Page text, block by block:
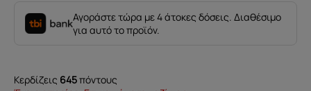
Αγοράστε τώρα με 4 άτοκες δόσεις. Διαθέσιμο
για αυτό το προϊόν.
Κερδίζεις 645πόντους